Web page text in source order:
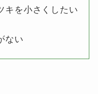
キを小さくしたい
ない